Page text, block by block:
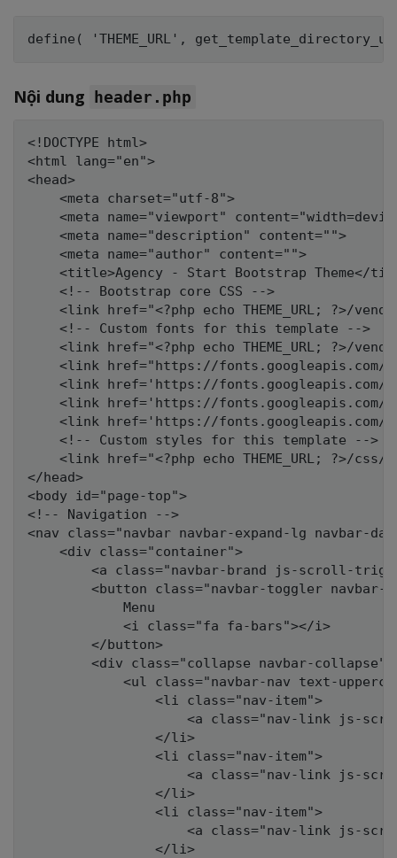
Nội dung header.php
<!DOCTYPE html>
<html lang="en">
<head>
    <meta charset="utf-8">
<meta name="viewport"
    <meta name="description" content="">
    <meta name="author" content="">
<title>Agency - Start Bootstrap Theme</
    <!-- Bootstrap core CSS -->
<link href="<?php echo THEME_URL; ?>/
    <!-- Custom fonts for this template -->
<link href="<?php echo THEME_URL; ?>/
<link href="https://
<link href='https://
<link href='https://
<link href='https://
    <!-- Custom styles for this template -->
<link href="<?php echo THEME_URL; ?>/css/
</head>
<body id="page-top">
<!-- Navigation -->
<nav class="navbar navbar-expand-lg navbar-
    <div class="container">
<a class="navbar-brand js-scroll-
<button class="navbar-toggler
            Menu
            <i class="fa fa-bars"></i>
        </button>
<div class="collapse navbar-collapse"
<ul class="navbar-nav text-
                <li class="nav-item">
<a class="nav-link js-
                </li>
                <li class="nav-item">
<a class="nav-link js-
                </li>
                <li class="nav-item">
<a class="nav-link js-
                </li>